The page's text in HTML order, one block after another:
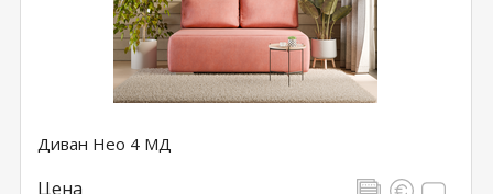
Диван Нео 4 МД
Цена